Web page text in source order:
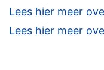
Lees hier meer
Lees hier meer